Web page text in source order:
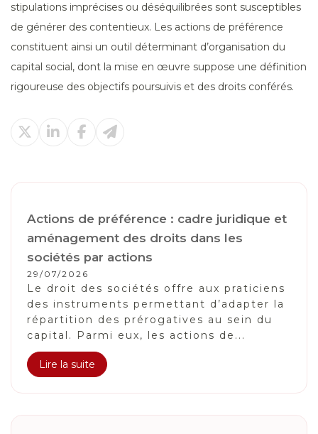
stipulations imprécises ou déséquilibrées sont susceptibles
de générer des contentieux. Les actions de préférence
constituent ainsi un outil déterminant d’organisation du
capital social, dont la mise en œuvre suppose une définition
rigoureuse des objectifs poursuivis et des droits conférés.
Actions de préférence : cadre juridique et
aménagement des droits dans les
sociétés par actions
29/07/2026
Le droit des sociétés offre aux praticiens
des instruments permettant d’adapter la
répartition des prérogatives au sein du
capital. Parmi eux, les actions de...
Lire la suite